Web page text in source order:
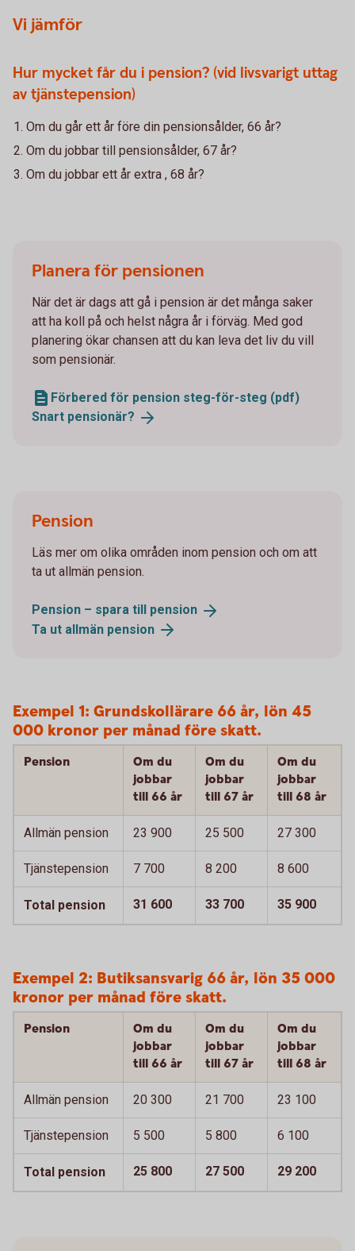
Vi jämför
Hur mycket får du i pension? (vid livsvarigt uttag
av tjänstepension)
Om du går ett år före din pensionsålder, 66 år?
Om du jobbar till pensionsålder, 67 år?
Om du jobbar ett år extra , 68 år?
Planera för pensionen
När det är dags att gå i pension är det många saker
att ha koll på och helst några år i förväg. Med god
planering ökar chansen att du kan leva det liv du vill
som pensionär.
Förbered för pension steg-för-steg (pdf)
Snart pensionär?
Pension
Läs mer om olika områden inom pension och om att
ta ut allmän pension.
Pension – spara till pension
Ta ut allmän pension
Exempel 1: Grundskollärare 66 år, lön 45
000 kronor per månad före skatt.
Pension
Om du
jobbar
till 66 år
Om du
jobbar
till 67 år
Om du
jobbar
till 68 år
Allmän pension 23 900 25 500 27 300
Tjänstepension 7 700 8 200 8 600
Total pension 31 600 33 700 35 900
Exempel 2: Butiksansvarig 66 år, lön 35 000
kronor per månad före skatt.
Pension
Om du
jobbar
till 66 år
Om du
jobbar
till 67 år
Om du
jobbar
till 68 år
Allmän pension 20 300 21 700 23 100
Tjänstepension 5 500 5 800 6 100
Total pension 25 800 27 500 29 200